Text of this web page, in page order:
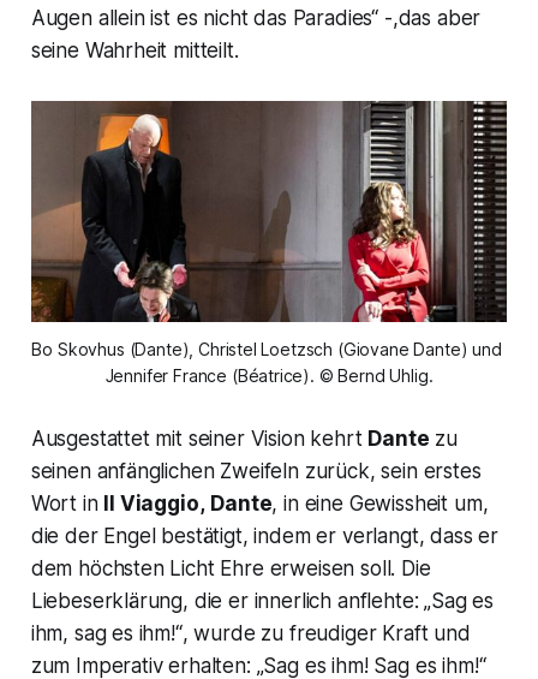
Augen allein ist es nicht das Paradies“ -,das aber
seine Wahrheit mitteilt.
Bo Skovhus (Dante), Christel Loetzsch (Giovane Dante) und
Jennifer France (Béatrice). © Bernd Uhlig.
Ausgestattet mit seiner Vision kehrt Dante zu
seinen anfänglichen Zweifeln zurück, sein erstes
Wort in Il Viaggio, Dante, in eine Gewissheit um,
die der Engel bestätigt, indem er verlangt, dass er
dem höchsten Licht Ehre erweisen soll. Die
Liebeserklärung, die er innerlich anflehte:„Sag es
ihm, sag es ihm!“, wurde zu freudiger Kraft und
zum Imperativ erhalten: „Sag es ihm! Sag es ihm!“